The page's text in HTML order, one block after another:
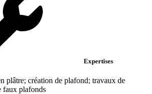
Expertises
plâtre; création de plafond; travaux de
faux plafonds